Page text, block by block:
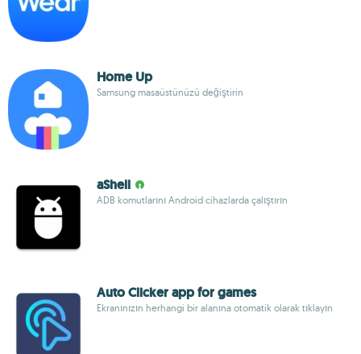
Home Up
Samsung masaüstünüzü değiştirin
aShell
ADB komutlarını Android cihazlarda çalıştırın
Auto Clicker app for games
Ekranınızın herhangi bir alanına otomatik olarak tıklayın